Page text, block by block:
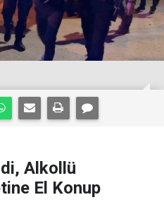
Alkollü
El Konup